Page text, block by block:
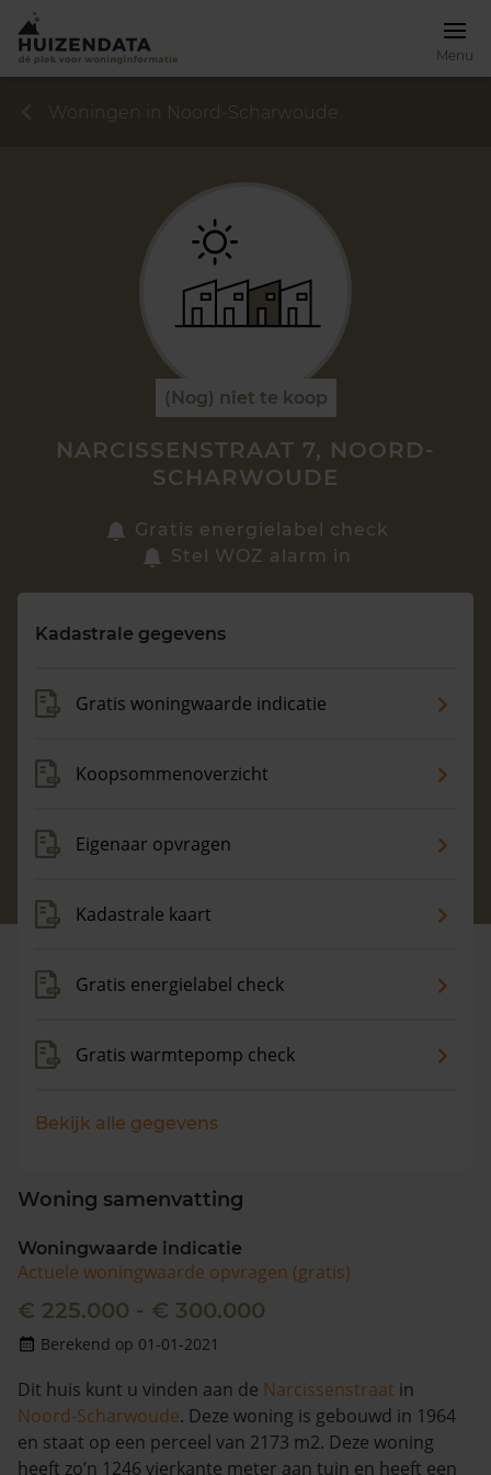
Menu
Vragen? Neem contact met ons op
088 220 4200
Woningen in Noord-Scharwoude
(Nog) niet te koop
NARCISSENSTRAAT 7, NOORD-
SCHARWOUDE
Gratis energielabel check
Stel WOZ alarm in
Kadastrale gegevens
Gratis woningwaarde indicatie
Koopsommenoverzicht
Eigenaar opvragen
Kadastrale kaart
Gratis energielabel check
Gratis warmtepomp check
Bekijk alle gegevens
Woning samenvatting
Woningwaarde indicatie
Actuele woningwaarde opvragen (gratis)
€ 225.000 - € 300.000
Berekend op 01-01-2021
Dit huis kunt u vinden aan de Narcissenstraat in
Noord-Scharwoude. Deze woning is gebouwd in 1964
en staat op een perceel van 2173 m2. Deze woning
heeft zo’n 1246 vierkante meter aan tuin en heeft een